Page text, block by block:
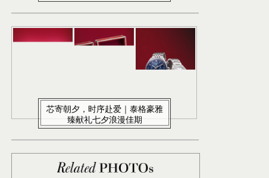
芯寄朝夕，时序赴爱｜泰格豪雅
臻献礼七夕浪漫佳期